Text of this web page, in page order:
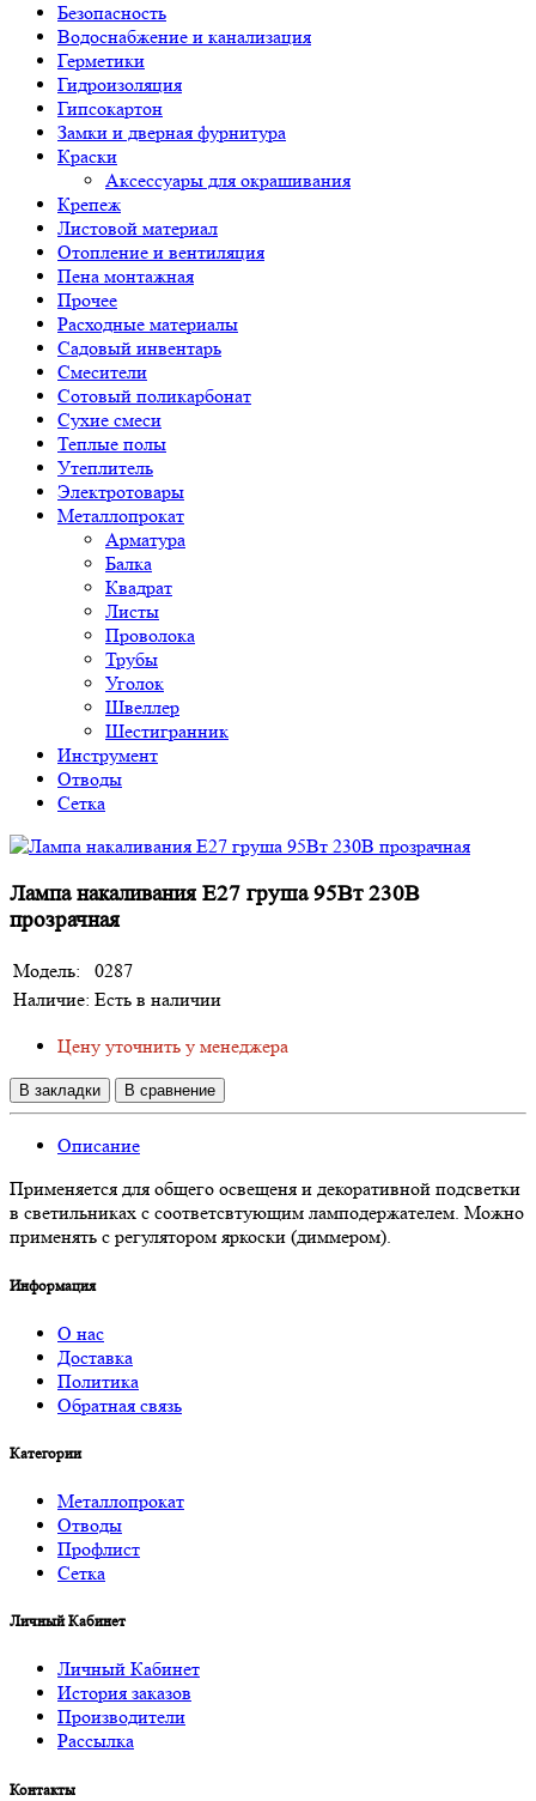
Безопасность
Водоснабжение и канализация
Герметики
Гидроизоляция
Гипсокартон
Замки и дверная фурнитура
Краски
Аксессуары для окрашивания
Крепеж
Листовой материал
Отопление и вентиляция
Пена монтажная
Прочее
Расходные материалы
Садовый инвентарь
Смесители
Сотовый поликарбонат
Сухие смеси
Теплые полы
Утеплитель
Электротовары
Металлопрокат
Арматура
Балка
Квадрат
Листы
Проволока
Трубы
Уголок
Швеллер
Шестигранник
Инструмент
Отводы
Сетка
Лампа накаливания Е27 груша 95Вт 230В
прозрачная
Модель:
0287
Наличие: Есть в наличии
Цену уточнить у менеджера
В закладки В сравнение
Описание
Применяется для общего освещеня и декоративной подсветки
в светильниках с соответсвтующим ламподержателем. Можно
применять с регулятором яркоски (диммером).
Информация
О нас
Доставка
Политика
Обратная связь
Категории
Металлопрокат
Отводы
Профлист
Сетка
Личный Кабинет
Личный Кабинет
История заказов
Производители
Рассылка
Контакты